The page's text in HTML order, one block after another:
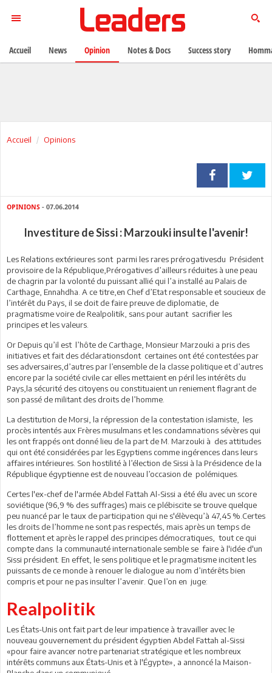
Accueil Opinions
OPINIONS - 07.06.2014
Investiture de Sissi : Marzouki insulte l'avenir!
Les Relations extérieures sont parmi les rares prérogativesdu Président
provisoire de la République,Prérogatives d’ailleurs réduites à une peau
de chagrin par la volonté du puissant allié qui l’a installé au Palais de
Carthage, Ennahdha. A ce titre,en Chef d’Etat responsable et soucieux de
l’intérêt du Pays, il se doit de faire preuve de diplomatie, de
pragmatisme voire de Realpolitik, sans pour autant sacrifier les
principes et les valeurs.
Or Depuis qu’il est l’hôte de Carthage, Monsieur Marzouki a pris des
initiatives et fait des déclarationsdont certaines ont été contestées par
ses adversaires,d’autres par l’ensemble de la classe politique et d’autres
encore par la société civile car elles mettaient en péril les intérêts du
Pays,la sécurité des citoyens ou constituaient un reniement flagrant de
son passé de militant des droits de l’homme.
La destitution de Morsi, la répression de la contestation islamiste, les
procès intentés aux Frères musulmans et les condamnations sévères qui
les ont frappés ont donné lieu de la part de M. Marzouki à des attitudes
qui ont été considérées par les Egyptiens comme ingérences dans leurs
affaires intérieures. Son hostilité à l’élection de Sissi à la Présidence de la
République égyptienne est de nouveau l’occasion de polémiques.
Certes l'ex-chef de l'armée Abdel Fattah Al-Sissi a été élu avec un score
soviétique (96,9 % des suffrages) mais ce plébiscite se trouve quelque
peu nuancé par le taux de participation qui ne s'élèvequ’à 47,45 %.Certes
les droits de l’homme ne sont pas respectés, mais après un temps de
flottement et après le rappel des principes démocratiques, tout ce qui
compte dans la communauté internationale semble se faire à l'idée d'un
Sissi président. En effet, le sens politique et le pragmatisme incitent les
puissants de ce monde à renouer le dialogue au nom d’intérêts bien
compris et pour ne pas insulter l’avenir. Que l’on en juge:
Realpolitik
Les États-Unis ont fait part de leur impatience à travailler avec le
nouveau gouvernement du président égyptien Abdel Fattah al-Sissi
«pour faire avancer notre partenariat stratégique et les nombreux
intérêts communs aux États-Unis et à l'Égypte», a annoncé la Maison-
Accueil News Opinion Notes & Docs Success story